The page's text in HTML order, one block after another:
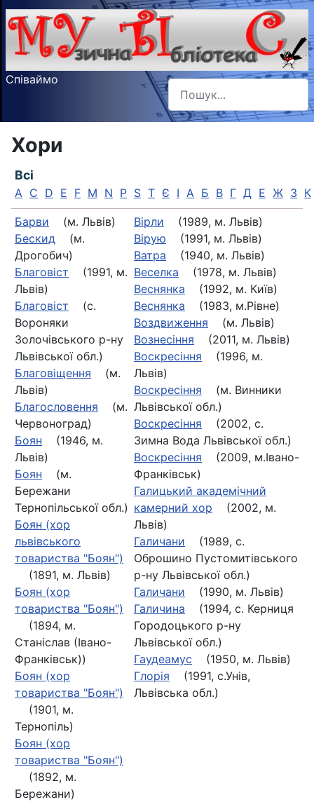
Співаймо Пошук
Type 2 or more characters
Хори
Всі
A C D E F M N P S T Є І А Б В Г Д Е Ж З К
Барви (м. Львів)
Бескид (м.
Дрогобич)
Благовіст (1991, м.
Львів)
Благовіст (с.
Вороняки
Золочівського р-ну
Львівської обл.)
Благовіщення (м.
Львів)
Благословення (м.
Червоноград)
Боян (1946, м.
Львів)
Боян (м.
Бережани
Тернопільської обл.)
Боян (хор
львівського
товариства "Боян")
(1891, м. Львів)
Боян (хор
товариства "Боян")
(1894, м.
Станіслав (Івано-
Франківськ))
Боян (хор
товариства "Боян")
(1901, м.
Тернопіль)
Боян (хор
товариства "Боян")
(1892, м.
Бережани)
Вірли (1989, м. Львів)
Вірую (1991, м. Львів)
Ватра (1940, м. Львів)
Веселка (1978, м. Львів)
Веснянка (1992, м. Київ)
Веснянка (1983, м.Рівне)
Воздвиження (м. Львів)
Вознесіння (2011, м. Львів)
Воскресіння (1996, м.
Львів)
Воскресіння (м. Винники
Львівської обл.)
Воскресіння (2002, с.
Зимна Вода Львівської обл.)
Воскресіння (2009, м.Івано-
Франківськ)
Галицький академічний
камерний хор (2002, м.
Львів)
Галичани (1989, с.
Оброшино Пустомитівського
р-ну Львівської обл.)
Галичани (1990, м. Львів)
Галичина (1994, с. Керниця
Городоцького р-ну
Львівської обл.)
Гаудеамус (1950, м. Львів)
Глорія (1991, с.Унів,
Львівська обл.)